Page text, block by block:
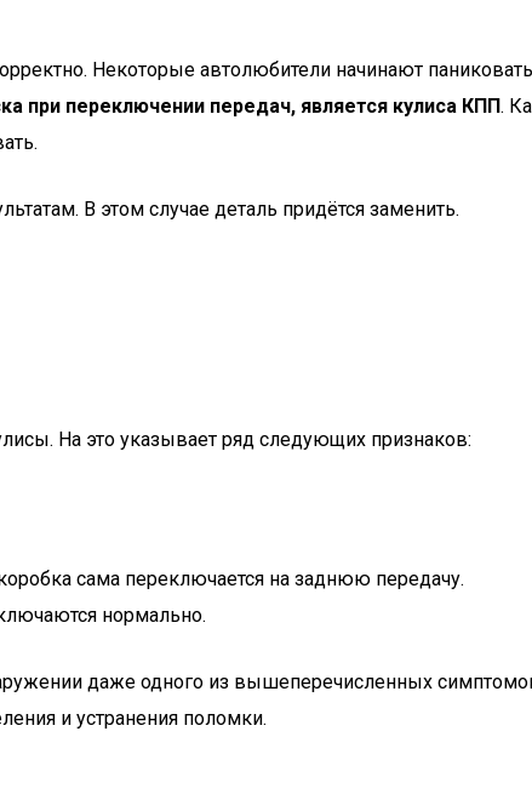
Некоторые автолюбители начинают
при переключении передач, является кулиса КПП.
В этом случае деталь придётся заменить.
На это указывает ряд следующих признаков:
сама переключается на заднюю передачу.
нормально.
даже одного из вышеперечисленных
и устранения поломки.